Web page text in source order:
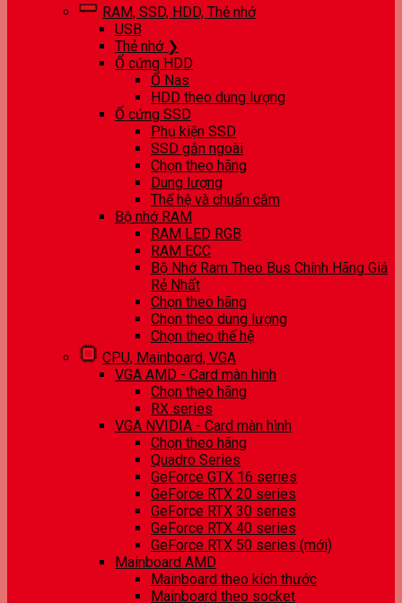
RAM, SSD, HDD, Thẻ nhớ
USB
Thẻ nhớ ❯
Ổ cứng HDD
Ổ Nas
HDD theo dung lượng
Ổ cứng SSD
Phụ kiện SSD
SSD gắn ngoài
Chọn theo hãng
Dung lượng
Thế hệ và chuẩn cắm
Bộ nhớ RAM
RAM LED RGB
RAM ECC
Bộ Nhớ Ram Theo Bus Chính Hãng Giá
Rẻ Nhất
Chọn theo hãng
Chọn theo dung lượng
Chọn theo thế hệ
CPU, Mainboard, VGA
VGA AMD - Card màn hình
Chọn theo hãng
RX series
VGA NVIDIA - Card màn hình
Chọn theo hãng
Quadro Series
GeForce GTX 16 series
GeForce RTX 20 series
GeForce RTX 30 series
GeForce RTX 40 series
GeForce RTX 50 series (mới)
Mainboard AMD
Mainboard theo kích thước
Mainboard theo socket